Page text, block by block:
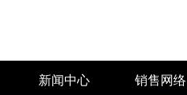
新闻中心 销售网络